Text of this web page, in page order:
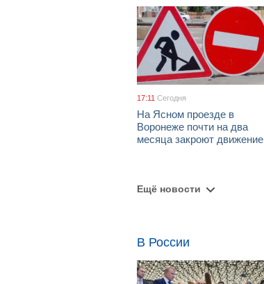
17:11 Сегодня
На Ясном проезде в
Воронеже почти на два
месяца закроют движение
Ещё новости
В России